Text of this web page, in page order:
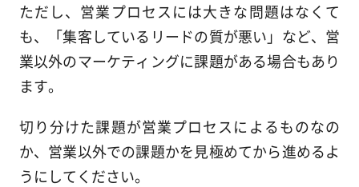
ただし、営業プロセスには大きな問題はなくて
も、「集客しているリードの質が悪い」など、営
業以外のマーケティングに課題がある場合もあり
ます。
切り分けた課題が営業プロセスによるものなの
か、営業以外での課題かを見極めてから進めるよ
うにしてください。